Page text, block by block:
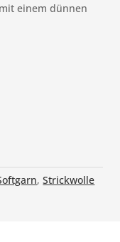
einem dünnen
,Strickwolle